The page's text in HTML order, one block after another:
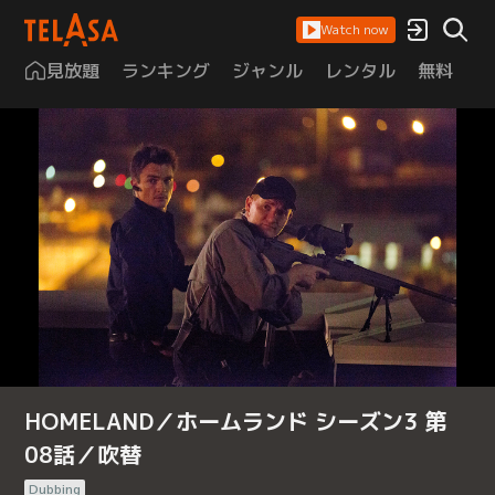
Watch now
見放題 ランキング ジャンル レンタル 無料
HOMELAND／ホームランド シーズン3 第
08話／吹替
Dubbing